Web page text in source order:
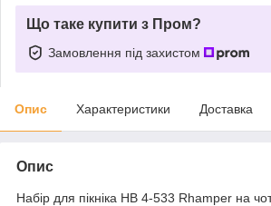
Що таке купити з Пром?
Замовлення під захистом
Опис Характеристики Доставка
Опис
Набір для пікніка НВ 4-533 Rhamper на